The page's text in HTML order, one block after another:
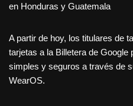
en Honduras y Guatemala
A partir de hoy, los titulares de
tarjetas a la Billetera de
simples y seguros a través de
WearOS.